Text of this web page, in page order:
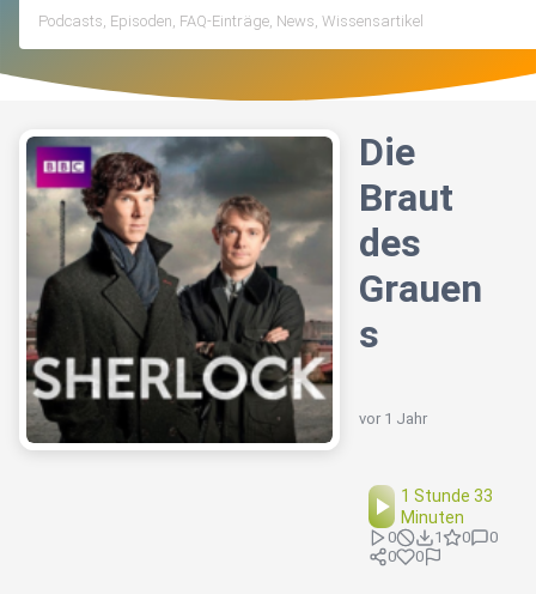
Die
Braut
des
Grauen
s
vor 1 Jahr
1 Stunde 33
Minuten
0 1 0
0
0
0